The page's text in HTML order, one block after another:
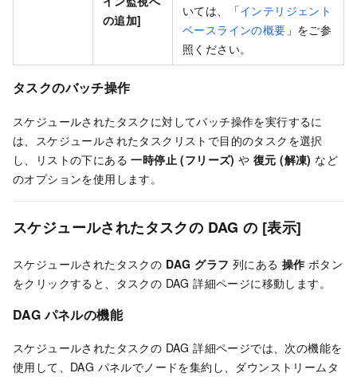
の追加]
いては、「インテリジェント
ベースラインの概要 」をご参
照ください。
タスクのバッチ操作
スケジュールされたタスクに対してバッチ操作を実行するに
は、スケジュールされたタスクリストで目的のタスクを選択
し、リストの下にある一時停止 (フリーズ) や復元 (解凍) など
のオプションを使用します。
スケジュールされたタスクの DAG の [表示]
スケジュールされたタスクの DAG グラフ 列にある 操作 ボタン
をクリックすると、タスクの DAG 詳細ページに移動します。
DAG パネルの機能
スケジュールされたタスクの DAG 詳細ページでは、次の機能を
使用して、DAG パネルでノードを集約し、ダウンストリームタ